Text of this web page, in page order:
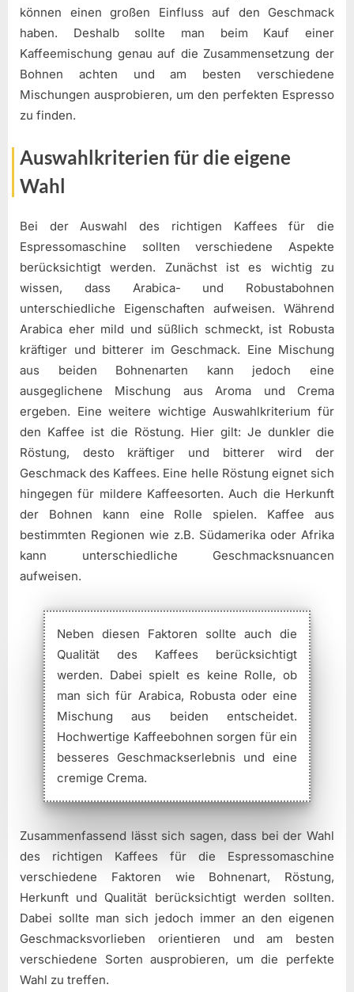
können einen großen Einfluss auf den Geschmack
haben. Deshalb sollte man beim Kauf einer
Kaffeemischung genau auf die Zusammensetzung der
Bohnen achten und am besten verschiedene
Mischungen ausprobieren, um den perfekten Espresso
zu finden.
Auswahlkriterien für die eigene
Wahl
Bei der Auswahl des richtigen Kaffees für die
Espressomaschine sollten verschiedene Aspekte
berücksichtigt werden. Zunächst ist es wichtig zu
wissen, dass Arabica- und Robustabohnen
unterschiedliche Eigenschaften aufweisen. Während
Arabica eher mild und süßlich schmeckt, ist Robusta
kräftiger und bitterer im Geschmack. Eine Mischung
aus beiden Bohnenarten kann jedoch eine
ausgeglichene Mischung aus Aroma und Crema
ergeben. Eine weitere wichtige Auswahlkriterium für
den Kaffee ist die Röstung. Hier gilt: Je dunkler die
Röstung, desto kräftiger und bitterer wird der
Geschmack des Kaffees. Eine helle Röstung eignet sich
hingegen für mildere Kaffeesorten. Auch die Herkunft
der Bohnen kann eine Rolle spielen. Kaffee aus
bestimmten Regionen wie z.B. Südamerika oder Afrika
kann unterschiedliche Geschmacksnuancen
aufweisen.
Neben diesen Faktoren sollte auch die
Qualität des Kaffees berücksichtigt
werden. Dabei spielt es keine Rolle, ob
man sich für Arabica, Robusta oder eine
Mischung aus beiden entscheidet.
Hochwertige Kaffeebohnen sorgen für ein
besseres Geschmackserlebnis und eine
cremige Crema.
Zusammenfassend lässt sich sagen, dass bei der Wahl
des richtigen Kaffees für die Espressomaschine
verschiedene Faktoren wie Bohnenart, Röstung,
Herkunft und Qualität berücksichtigt werden sollten.
Dabei sollte man sich jedoch immer an den eigenen
Geschmacksvorlieben orientieren und am besten
verschiedene Sorten ausprobieren, um die perfekte
Wahl zu treffen.